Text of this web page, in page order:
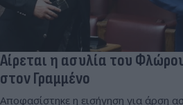
Αίρεται η ασυλία του
στον Γραμμένο
Αποφασίστηκε η εισήγηση για άρση